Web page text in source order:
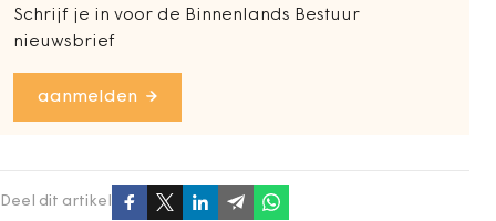
Schrijf je in voor de Binnenlands Bestuur
nieuwsbrief
aanmelden
Deel dit artikel